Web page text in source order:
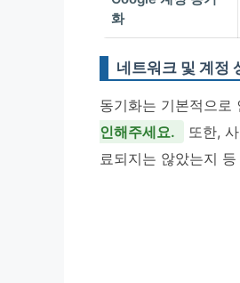
화
네트워크 및 계정
동기화는 기본적으로
인해주세요.
또한,
료되지는 않았는지